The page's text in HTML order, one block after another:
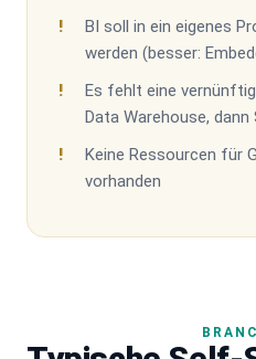
BI soll in ein eigenes
werden (besser:
Es fehlt eine
Data Warehouse,
Keine Ressourcen für
vorhanden